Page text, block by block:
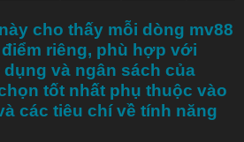
cho thấy mỗi dòng mv88
riêng, phù hợp với
và ngân sách của
tốt nhất phụ thuộc vào
các tiêu chí về tính năng